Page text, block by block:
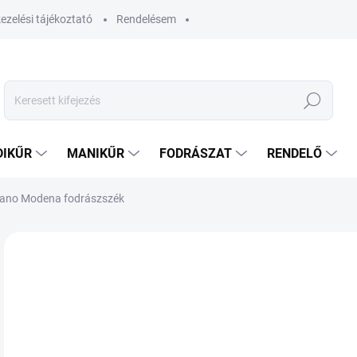
tájékoztató Rendelésem
Keresés
MANIKŰR FODRÁSZAT RENDELŐ
Modena fodrászszék